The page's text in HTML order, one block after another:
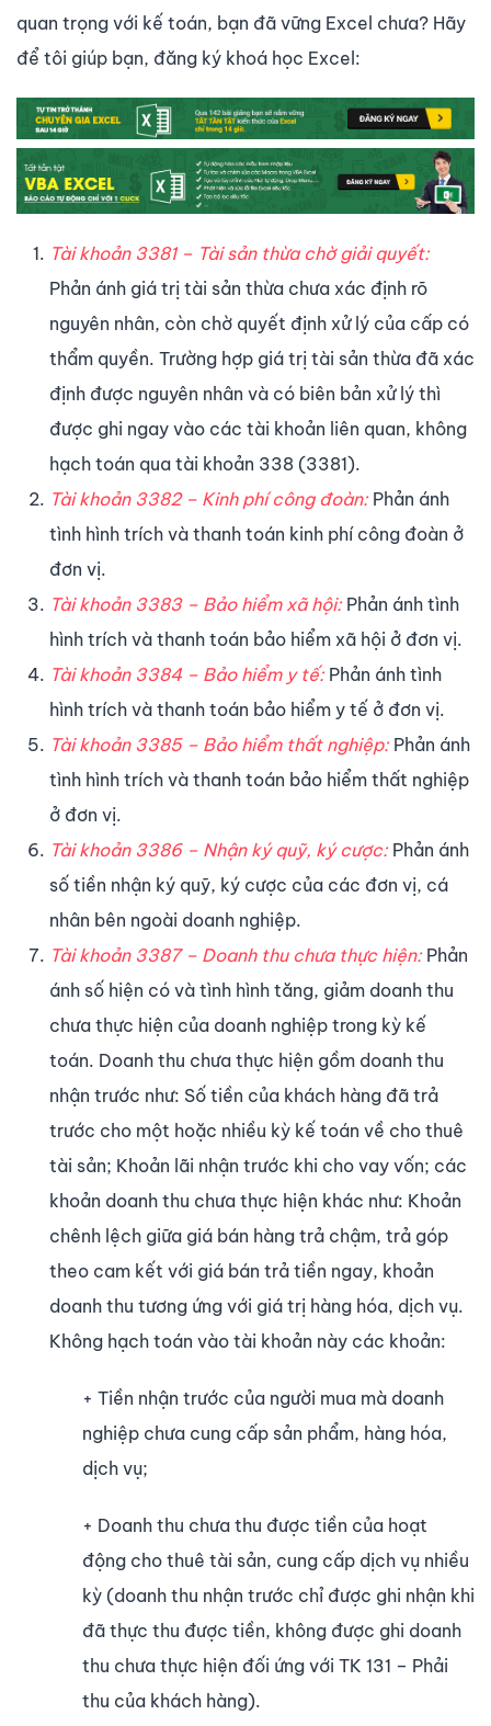
quan trọng với kế toán, bạn đã vững Excel chưa? Hãy
để tôi giúp bạn, đăng ký khoá học Excel:
Tài khoản 3381 – Tài sản thừa chờ giải quyết:
Phản ánh giá trị tài sản thừa chưa xác định rõ
nguyên nhân, còn chờ quyết định xử lý của cấp có
thẩm quyền. Trường hợp giá trị tài sản thừa đã xác
định được nguyên nhân và có biên bản xử lý thì
được ghi ngay vào các tài khoản liên quan, không
hạch toán qua tài khoản 338 (3381).
Tài khoản 3382 – Kinh phí công đoàn:Phản ánh
tình hình trích và thanh toán kinh phí công đoàn ở
đơn vị.
Tài khoản 3383 – Bảo hiểm xã hội:Phản ánh tình
hình trích và thanh toán bảo hiểm xã hội ở đơn vị.
Tài khoản 3384 – Bảo hiểm y tế:Phản ánh tình
hình trích và thanh toán bảo hiểm y tế ở đơn vị.
Tài khoản 3385 – Bảo hiểm thất nghiệp:Phản ánh
tình hình trích và thanh toán bảo hiểm thất nghiệp
ở đơn vị.
Tài khoản 3386 – Nhận ký quỹ, ký cược:Phản ánh
số tiền nhận ký quỹ, ký cược của các đơn vị, cá
nhân bên ngoài doanh nghiệp.
Tài khoản 3387 – Doanh thu chưa thực hiện:Phản
ánh số hiện có và tình hình tăng, giảm doanh thu
chưa thực hiện của doanh nghiệp trong kỳ kế
toán. Doanh thu chưa thực hiện gồm doanh thu
nhận trước như: Số tiền của khách hàng đã trả
trước cho một hoặc nhiều kỳ kế toán về cho thuê
tài sản; Khoản lãi nhận trước khi cho vay vốn; các
khoản doanh thu chưa thực hiện khác như: Khoản
chênh lệch giữa giá bán hàng trả chậm, trả góp
theo cam kết với giá bán trả tiền ngay, khoản
doanh thu tương ứng với giá trị hàng hóa, dịch vụ.
Không hạch toán vào tài khoản này các khoản:
+ Tiền nhận trước của người mua mà doanh
nghiệp chưa cung cấp sản phẩm, hàng hóa,
dịch vụ;
+ Doanh thu chưa thu được tiền của hoạt
động cho thuê tài sản, cung cấp dịch vụ nhiều
kỳ (doanh thu nhận trước chỉ được ghi nhận khi
đã thực thu được tiền, không được ghi doanh
thu chưa thực hiện đối ứng với TK 131 – Phải
thu của khách hàng).